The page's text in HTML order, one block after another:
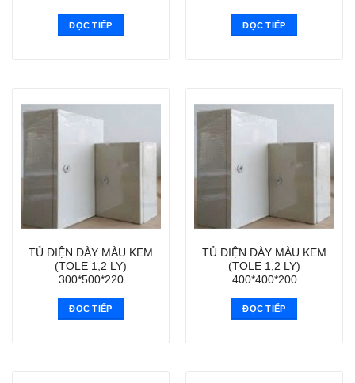
ĐỌC TIẾP ĐỌC TIẾP
TỦ ĐIỆN DÀY MÀU KEM
(TOLE 1,2 LY)
300*500*220
ĐỌC TIẾP
TỦ ĐIỆN DÀY MÀU KEM
(TOLE 1,2 LY)
400*400*200
ĐỌC TIẾP